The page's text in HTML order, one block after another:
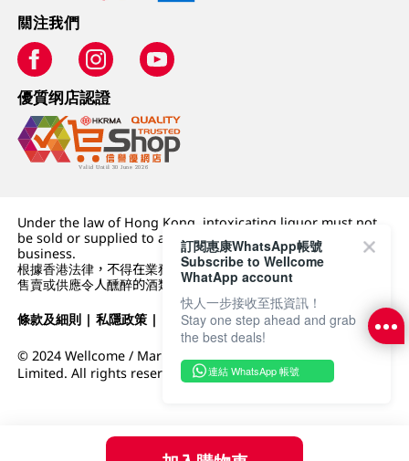
關注我們
優質纲店認證
Under the law of Hong Kong, intoxicating liquor must not
be sold or supplied to a minor (under 18) in the course of
business.
根據香港法律，不得在業務過程中，向未成年人 (18 歲以下人士)
售賣或供應令人醺醉的酒類。
條款及細則 |私隱政策 | DFI零售集團
© 2024 Wellcome / Market Place. The Dairy Farm Company
Limited. All rights reserved.
訂閱惠康WhatsApp帳號
Subscribe to Wellcome
WhatApp account
快人一步接收至抵資訊！
Stay one step ahead and grab
the best deals!
連結 WhatsApp 帳號